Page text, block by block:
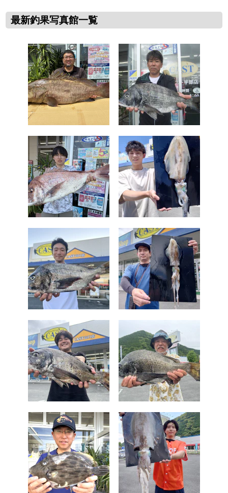
最新釣果写真館一覧